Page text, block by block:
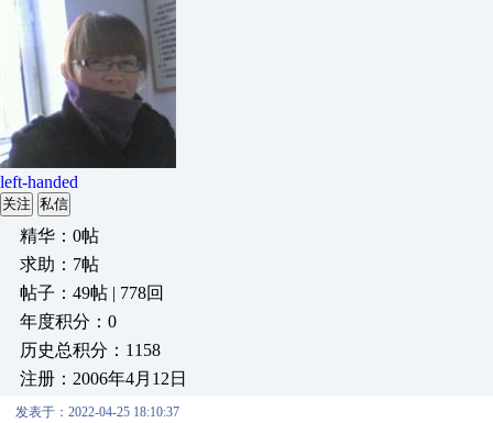
left-handed
关注 私信
精华：0帖
求助：7帖
帖子：49帖 | 778回
年度积分：0
历史总积分：1158
注册：2006年4月12日
发表于：2022-04-25 18:10:37